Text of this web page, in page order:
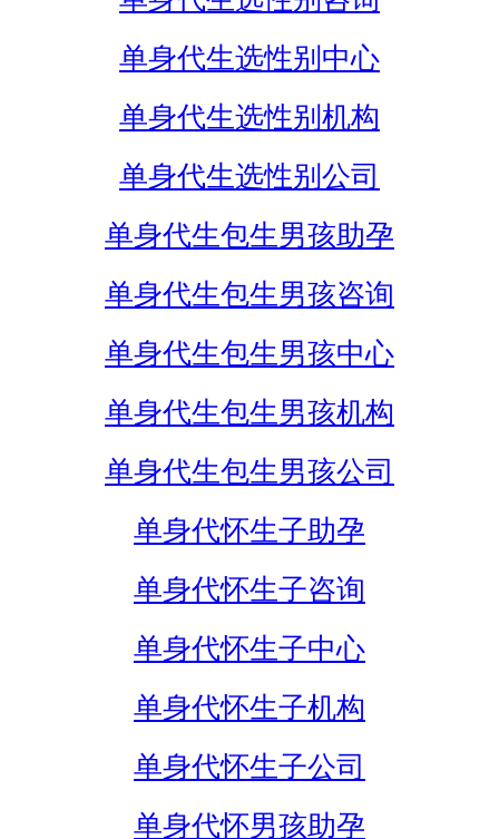
单身代生选性别中心
单身代生选性别机构
单身代生选性别公司
单身代生包生男孩助孕
单身代生包生男孩咨询
单身代生包生男孩中心
单身代生包生男孩机构
单身代生包生男孩公司
单身代怀生子助孕
单身代怀生子咨询
单身代怀生子中心
单身代怀生子机构
单身代怀生子公司
单身代怀男孩助孕